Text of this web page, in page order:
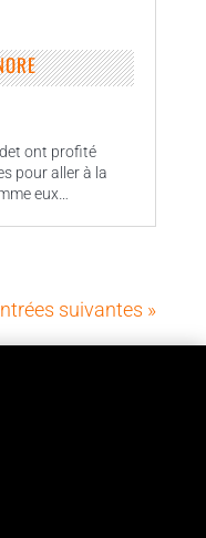
ont profité
pour aller à la
eux…
suivantes »